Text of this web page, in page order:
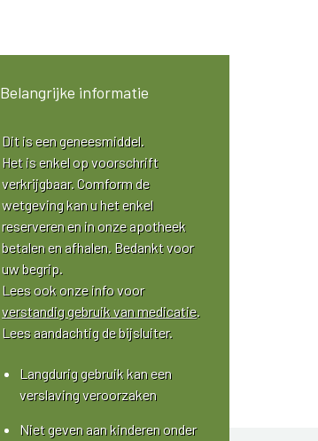
Belangrijke informatie
Dit is een geneesmiddel.
Het is enkel op voorschrift
verkrijgbaar. Comform de
wetgeving kan u het enkel
reserveren en in onze apotheek
betalen en afhalen. Bedankt voor
uw begrip.
Lees ook onze info voor
verstandig gebruik van medicatie.
Lees aandachtig de bijsluiter.
Langdurig gebruik kan een
verslaving veroorzaken
Niet geven aan kinderen onder